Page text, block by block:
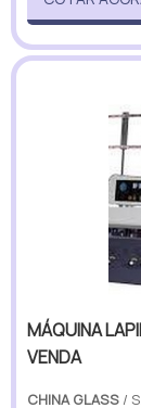
MÁQUINA
VENDA
CHINA GLASS /